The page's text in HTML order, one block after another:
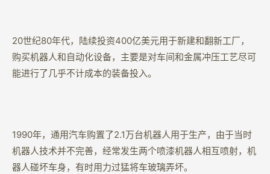
20世纪80年代，陆续投资400亿美元用于新建和翻新工厂，
购买机器人和自动化设备，主要是对车间和金属冲压工艺尽可
能进行了几乎不计成本的装备投入。
1990年，通用汽车购置了2.1万台机器人用于生产，由于当时
机器人技术并不完善，经常发生两个喷漆机器人相互喷射，机
器人碰坏车身，有时用力过猛将车玻璃弄坏。